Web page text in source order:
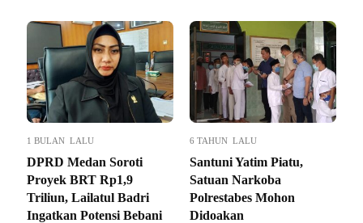
1 BULAN LALU
DPRD Medan Soroti
Proyek BRT Rp1,9
Triliun, Lailatul Badri
Ingatkan Potensi Bebani
6 TAHUN LALU
Santuni Yatim Piatu,
Satuan Narkoba
Polrestabes Mohon
Didoakan